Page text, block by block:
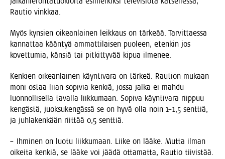
Rau­tio vinkkaa.
Myös kyn­sien oikean­lai­nen leik­kaus on tär­ke­ää. Tar­vit­taes­sa
kan­nat­taa kään­tyä ammat­ti­lai­sen puo­leen, eten­kin jos
kovet­tu­mia, kän­siä tai pit­kit­ty­vää kipua ilmenee.
Ken­kien oikean­lai­nen käyn­ti­va­ra on tär­keä. Rau­tion mukaan
moni ostaa lii­an sopi­via ken­kiä, jos­sa jal­ka ei mah­du
luon­nol­li­sel­la taval­la liik­ku­maan. Sopi­va käyn­ti­va­ra riip­puu
ken­gäs­tä, juok­su­ken­gäs­sä se on hyvä olla noin 1–1,5 sent­tiä,
ja juh­la­ken­kään riit­tää 0,5 senttiä.
– Ihmi­nen on luo­tu liik­ku­maan. Lii­ke on lää­ke. Mut­ta ilman
oikei­ta ken­kiä, se lää­ke voi jää­dä otta­mat­ta, Rau­tio tiivistää.